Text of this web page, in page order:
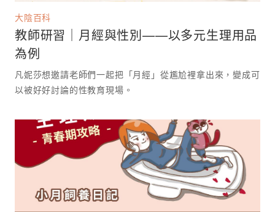
大陰百科
教師研習｜月經與性別——以多元生理用品
為例
凡妮莎想邀請老師們一起把「月經」從尷尬裡拿出來，變成可